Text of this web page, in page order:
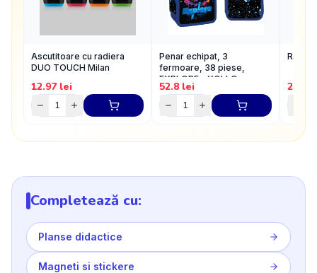
Ascutitoare cu radiera
DUO TOUCH Milan
12.97lei
Penar echipat, 3
fermoare, 38 piese,
EXPLORE - YOLLO
52.8 lei 2.86
Completează cu:
Planse didactice
Magneti si stickere